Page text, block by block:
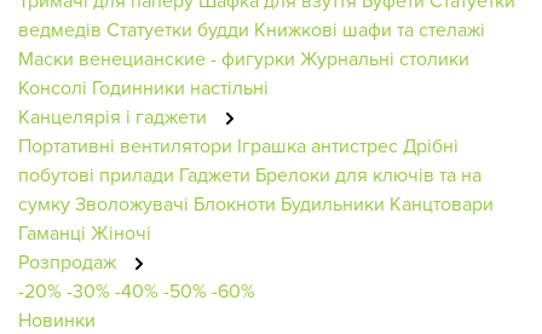
ведмедів Статуетки будди Книжкові шафи та стелажі
Маски венецианские - фигурки Журнальні столики
Консолі Годинники настільні
Канцелярія і гаджети
Портативні вентилятори Іграшка антистресДрібні
побутові прилади Гаджети Брелоки для ключів та на
сумкуЗволожувачі Блокноти Будильники Канцтовари
Гаманці Жіночі
Розпродаж
-20%-30%-40%-50%-60%
Новинки